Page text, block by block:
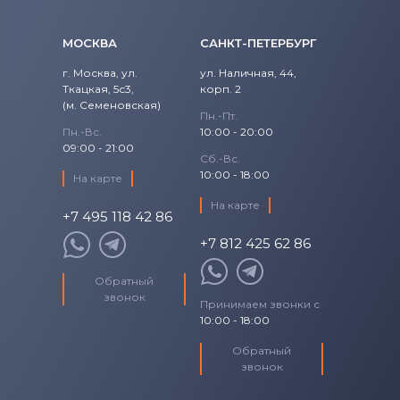
Аккумуляторы для ноутбуков
Аккумуляторы для ноутбуков
Аккумуляторы для ноутбуковAsus
Аккумуляторы для ноутбуков
Аккумуляторы для ноутбуковIrbis
3500
3546
3568
3700
МОСКВА
г. Москва, ул.
Ткацкая, 5с3,
(м. Семеновская)
Пн.-Вс.
09:00 - 21:00
На карте
+7 495 118 42 86
Обратный
звонок
САНКТ-ПЕТЕРБУРГ
ул. Наличная, 44,
корп. 2
Пн.-Пт.
10:00 - 20:00
Сб.-Вс.
10:00 - 18:00
На карте
+7 812 425 62 86
Принимаем звонки с
10:00 - 18:00
Обратный
звонок